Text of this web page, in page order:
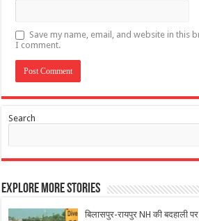
Save my name, email, and website in this
I comment.
Search
Explore More Stories
बिलासपुर-रायपुर NH की बदहाली